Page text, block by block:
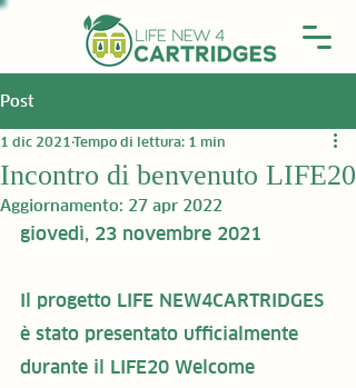
Post
Incontro di benvenuto LIFE20
1 dic 2021 Tempo di lettura: 1 min
Aggiornamento: 27 apr 2022
giovedì, 23 novembre 2021
Il progetto LIFE NEW4CARTRIDGES
è stato presentato ufficialmente
durante il LIFE20 Welcome